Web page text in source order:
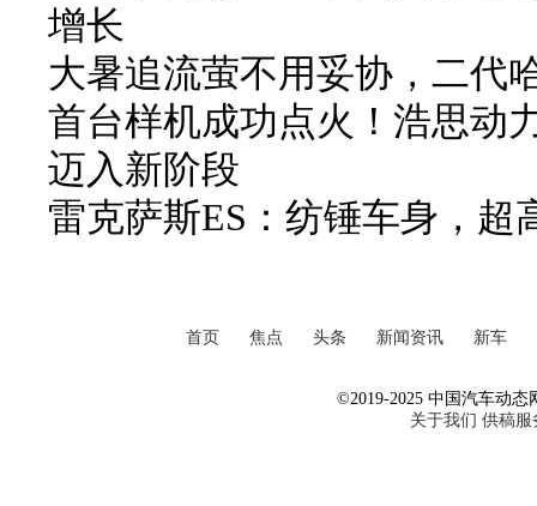
增长
大暑追流萤不用妥协，二代
首台样机成功点火！浩思动
迈入新阶段
雷克萨斯ES：纺锤车身，超
首页 焦点 头条 新闻资讯 新车
©2019-2025 中国汽车动态
关于我们 供稿服